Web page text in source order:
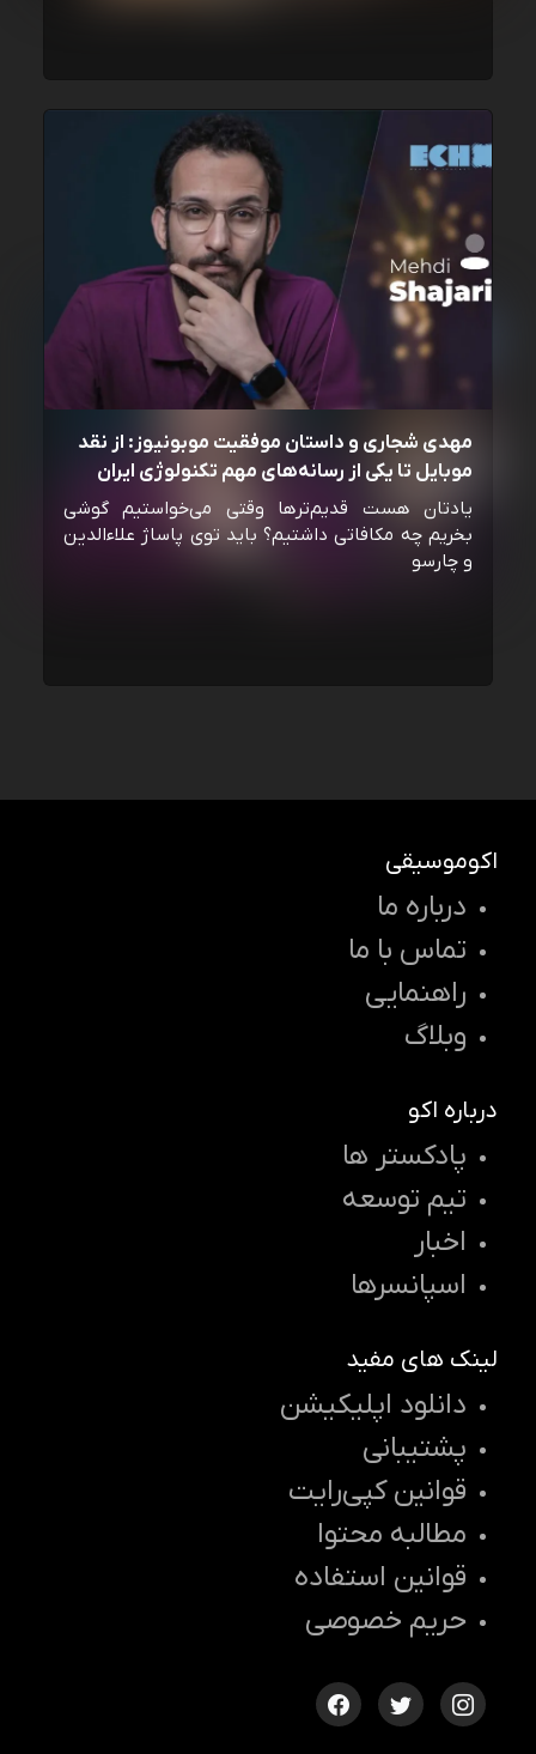
مهدی شجاری و داستان موفقیت موبونیوز: از نقد
موبایل تا یکی از رسانه‌‌های مهم تکنولوژی ایران
یادتان هست قدیم‌ترها وقتی می‌خواستیم گوشی
بخریم چه مکافاتی داشتیم؟ باید توی پاساژ علاءالدین
و چارسو
اکوموسیقی
درباره ما
تماس با ما
راهنمایی
وبلاگ
درباره اکو
پادکستر ها
تیم توسعه
اخبار
اسپانسرها
لینک های مفید
دانلود اپلیکیشن
پشتیبانی
قوانین کپی‌رایت
مطالبه محتوا
قوانین استفاده
حریم خصوصی